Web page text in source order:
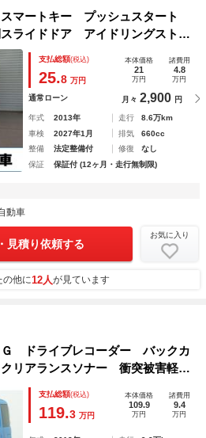
ートキー プッシュスタート
ライドドア アイドリングストッ
パワーウィンドウ
支払総額(税込)
25.8 万円
本体価格
21
万円
諸費用
4.8
万円
通常ローン 月々 2,900 円
年式 2013年 走行
8.6万km
車検
2027年1月 排気
660cc
整備
法定整備付 修復
なし
保証
保証付 (12ヶ月・走行無制限)
動車
見積り依頼する
お気に入り
の他に12人が見ています
ドライブレコーダー バックカ
リアランスソナー 衝突被害軽減
マートキー アイドリングストッ
盗難防止システム ＡＢＳ ＥＳ
支払総額(税込)
119.3 万円
本体価格
109.9
万円
諸費用
9.4
万円